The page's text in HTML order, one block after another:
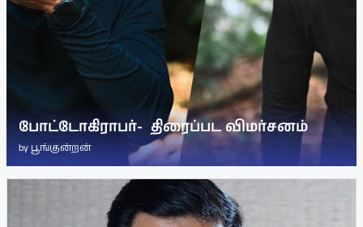
போட்டோகிராபர்- ‌ திரைப்பட விமர்சனம்
by பூங்குன்றன்